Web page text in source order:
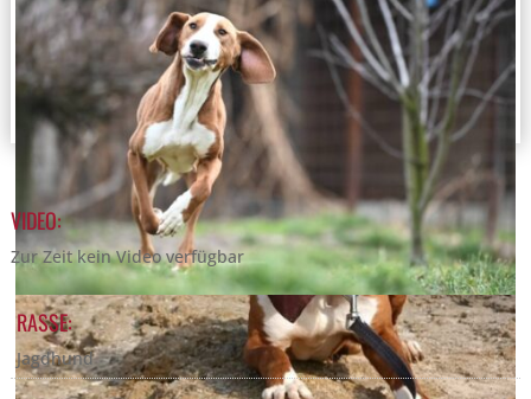
VIDEO:
Zur Zeit kein Video verfügbar
RASSE:
Jagdhund